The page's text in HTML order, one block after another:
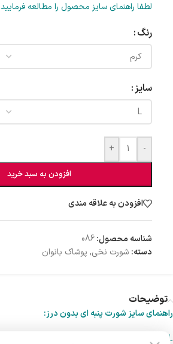
لطفا راهنمای سایز محصول را مطالعه فرمایید
رنگ
سایز
-
+
افزودن به سبد خرید
افزودن به علاقه مندی
شناسه محصول:086
دسته: شورت نخی, پوشاک بانوان
توضیحات
راهنمای سایز شورت پنبه ای بدون درز:
L
مناسب سایز بدنی ۳۸/۴۰